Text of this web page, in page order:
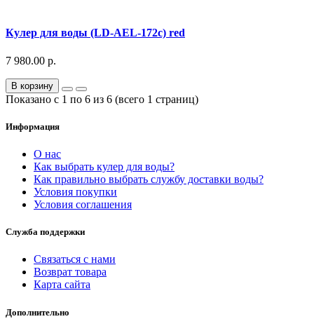
Кулер для воды (LD-AEL-172c) red
7 980.00 р.
В корзину
Показано с 1 по 6 из 6 (всего 1 страниц)
Информация
О нас
Как выбрать кулер для воды?
Как правильно выбрать службу доставки воды?
Условия покупки
Условия соглашения
Служба поддержки
Связаться с нами
Возврат товара
Карта сайта
Дополнительно